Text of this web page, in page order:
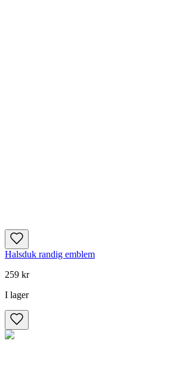
Halsduk randig emblem
259 kr
I lager